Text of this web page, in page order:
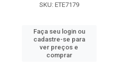
SKU: ETE7179
Faça seu login ou
cadastre-se para
ver preços e
comprar